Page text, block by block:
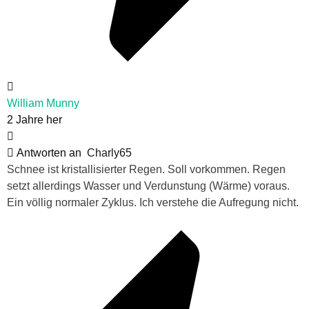
William Munny
2 Jahre her
Antworten an Charly65
Schnee ist kristallisierter Regen. Soll vorkommen. Regen
setzt allerdings Wasser und Verdunstung (Wärme) voraus.
Ein völlig normaler Zyklus. Ich verstehe die Aufregung nicht.